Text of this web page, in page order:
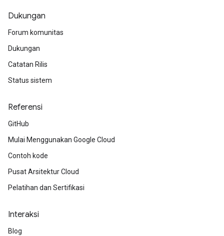
Dukungan
Forum komunitas
Dukungan
Catatan Rilis
Status sistem
Referensi
GitHub
Mulai Menggunakan Google Cloud
Contoh kode
Pusat Arsitektur Cloud
Pelatihan dan Sertifikasi
Interaksi
Blog